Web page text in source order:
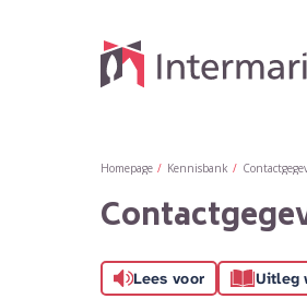
Naar hoofdinhoud
Naar hoofdnavigatiemenu
Naar zoeken
Naar de homepage
Homepage Kennisbank
Lees voor Uitleg